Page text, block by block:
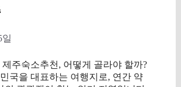
일
주숙소추천, 어떻게 골라야 할까?
국을 대표하는 여행지로, 연간 약